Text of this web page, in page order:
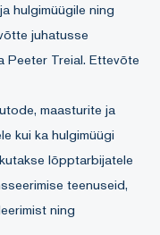
hulgimüügile ning
juhatusse
Peeter Treial. Ettevõte
maasturite ja
kui ka hulgimüügi
lõpptarbijatele
teenuseid,
ning